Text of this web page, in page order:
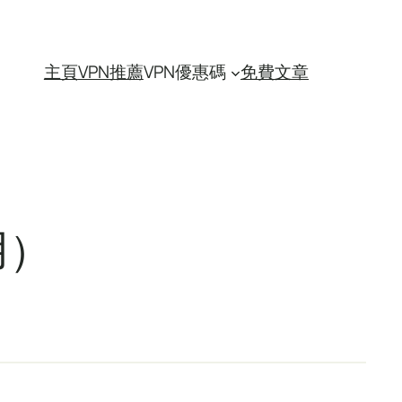
主頁VPN推薦VPN優惠碼 免費文章